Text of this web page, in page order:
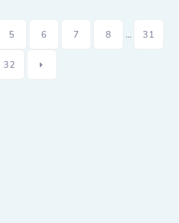
5 6 7 8 ... 31
32